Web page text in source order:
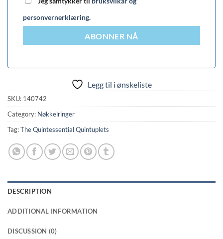
personvernerklæring.
ABONNER NÅ
Legg til i ønskeliste
SKU: 140742
Category: Nøkkelringer
Tag:The Quintessential Quintuplets
DESCRIPTION
ADDITIONAL INFORMATION
DISCUSSION (0)